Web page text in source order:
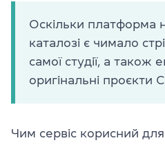
Оскільки платформа
каталозі є чимало
самої студії, а також
оригінальні проєкти
Чим сервіс корисний